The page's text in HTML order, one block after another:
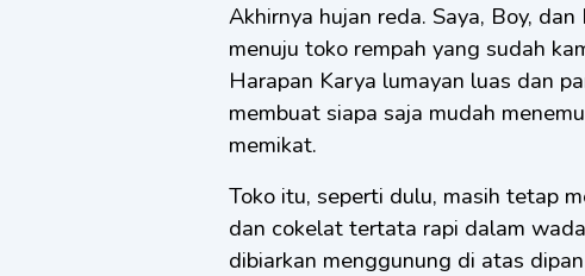
Akhirnya hujan reda. Saya, Boy,
menuju toko rempah yang sudah
Harapan Karya lumayan luas dan
membuat siapa saja mudah
memikat.
Toko itu, seperti dulu, masih tetap
dan cokelat tertata rapi dalam
dibiarkan menggunung di atas